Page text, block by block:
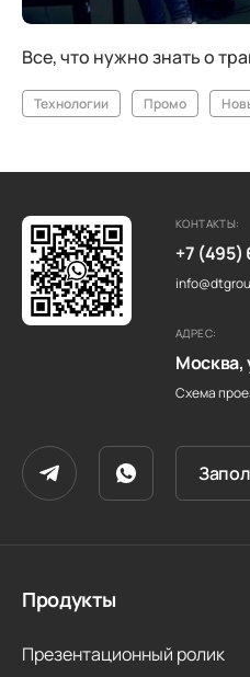
Все, что нужно знать о
Технологии Промо
КОНТАКТЫ:
+7
АДРЕС:
Москва,
Схема
Продукты
Презентационный ролик